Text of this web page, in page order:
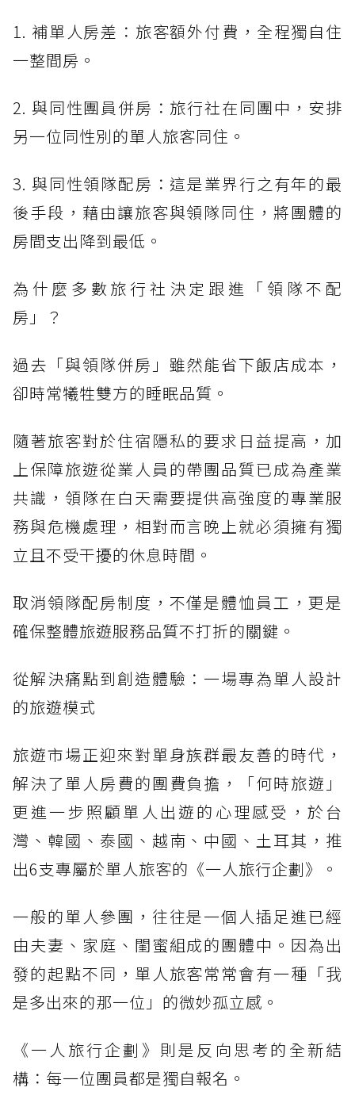
1. 補單人房差：旅客額外付費，全程獨自住
一整間房。
2. 與同性團員併房：旅行社在同團中，安排
另一位同性別的單人旅客同住。
3. 與同性領隊配房：這是業界行之有年的最
後手段，藉由讓旅客與領隊同住，將團體的
房間支出降到最低。
為什麼多數旅行社決定跟進「領隊不配
房」？
過去「與領隊併房」雖然能省下飯店成本，
卻時常犧牲雙方的睡眠品質。
隨著旅客對於住宿隱私的要求日益提高，加
上保障旅遊從業人員的帶團品質已成為產業
共識，領隊在白天需要提供高強度的專業服
務與危機處理，相對而言晚上就必須擁有獨
立且不受干擾的休息時間。
取消領隊配房制度，不僅是體恤員工，更是
確保整體旅遊服務品質不打折的關鍵。
從解決痛點到創造體驗：一場專為單人設計
的旅遊模式
旅遊市場正迎來對單身族群最友善的時代，
解決了單人房費的團費負擔，「何時旅遊」
更進一步照顧單人出遊的心理感受，於台
灣、韓國、泰國、越南、中國、土耳其，推
出6支專屬於單人旅客的《一人旅行企劃》。
一般的單人參團，往往是一個人插足進已經
由夫妻、家庭、閨蜜組成的團體中。因為出
發的起點不同，單人旅客常常會有一種「我
是多出來的那一位」的微妙孤立感。
《一人旅行企劃》則是反向思考的全新結
構：每一位團員都是獨自報名。